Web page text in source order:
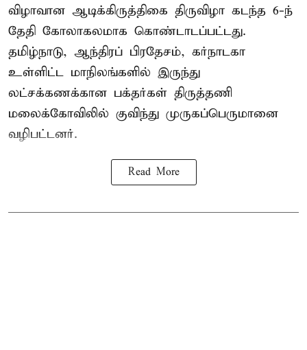
விழாவான ஆடிக்கிருத்திகை திருவிழா கடந்த 6-ந்
தேதி கோலாகலமாக கொண்டாடப்பட்டது.
தமிழ்நாடு, ஆந்திரப் பிரதேசம், கர்நாடகா
உள்ளிட்ட மாநிலங்களில் இருந்து
லட்சக்கணக்கான பக்தர்கள் திருத்தணி
மலைக்கோவிலில் குவிந்து முருகப்பெருமானை
வழிபட்டனர்.
Read More